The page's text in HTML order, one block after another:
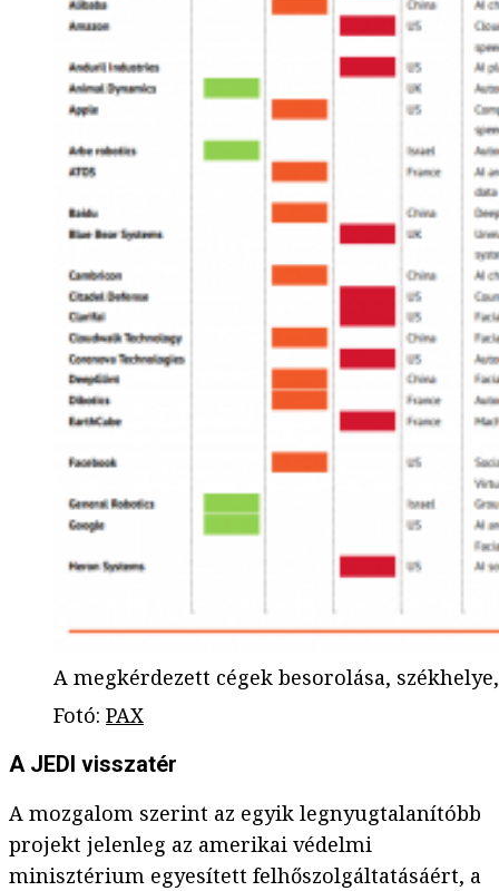
A megkérdezett cégek besorolása,
Fotó: PAX
A JEDI visszatér
A mozgalom szerint az egyik legnyugtalanítóbb
projekt jelenleg az amerikai védelmi
minisztérium egyesített felhőszolgáltatásáért, a